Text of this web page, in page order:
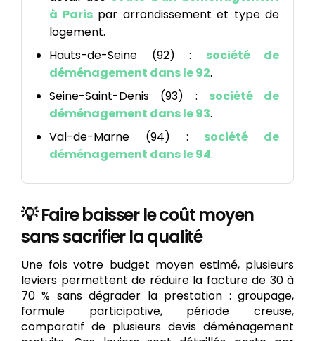
à Parispar arrondissement et type de
logement.
Hauts-de-Seine (92) : société de
déménagement dans le 92.
Seine-Saint-Denis (93) : société de
déménagement dans le 93.
Val-de-Marne (94) : société de
déménagement dans le 94.
💡 Faire baisser le coût moyen
sans sacrifier la qualité
Une fois votre budget moyen estimé, plusieurs
leviers permettent de réduire la facture de 30 à
70 % sans dégrader la prestation : groupage,
formule participative, période creuse,
comparatif de plusieurs devis déménagement